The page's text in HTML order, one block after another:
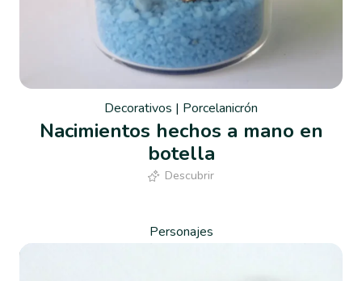
Decorativos | Porcelanicrón
Nacimientos hechos a mano en
botella
Descubrir
Personajes